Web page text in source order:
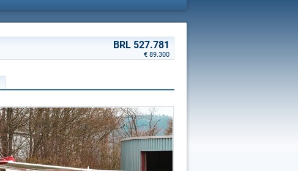
BRL 527.781
€ 89.300